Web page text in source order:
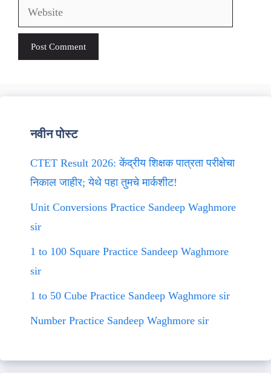
Website
नवीन पोस्ट
CTET Result 2026: केंद्रीय शिक्षक पात्रता परीक्षेचा
निकाल जाहीर; येथे पहा तुमचे मार्कशीट!
Unit Conversions Practice Sandeep Waghmore
sir
1 to 100 Square Practice Sandeep Waghmore
sir
1 to 50 Cube Practice Sandeep Waghmore sir
Number Practice Sandeep Waghmore sir